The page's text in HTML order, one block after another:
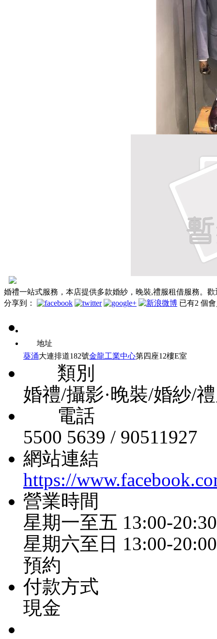
婚禮一站式服務，本店提供多款婚紗，晚裝,禮服租借服務。
分享到：
已有2 個
地址
葵涌大連排道182號金龍工業中心第四座12樓E室
類別
婚禮/攝影·晚裝/婚紗/
電話
5500 5639 / 90511927
網站連結
https://
營業時間
星期一至五 13:00-20:30
星期六至日 13:00-20:00
預約
付款方式
現金